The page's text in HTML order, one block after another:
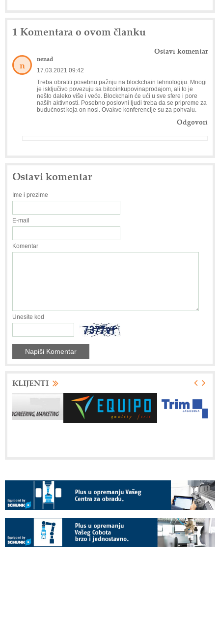
1 Komentara o ovom članku
Ostavi komentar
n nenad
17.03.2021 09:42
Treba obratiti posebnu pažnju na blockchain tehnologiju. Mnogi
je isključivo povezuju sa bitcoinkupovinaprodajom, ali to je
nešto daleko više i veće. Blockchain će ući u sve sfere i pore
naših aktivnosti. Posebno poslovni ljudi treba da se pripreme za
budućnost koja on nosi. Ovakve konferencije su za pohvalu.
Odgovori
Ostavi komentar
Ime i prezime
E-mail
Komentar
Unesite kod
KLIJENTI